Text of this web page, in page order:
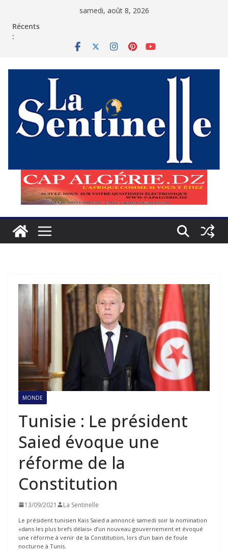
samedi, août 8, 2026
Récents
:
MONDE
Tunisie : Le président
Saied évoque une
réforme de la
Constitution
13/09/2021 La Sentinelle
Le président tunisien Kais Saied a annoncé samedi soir la nomination
«dans les plus brefs délais» d’un nouveau gouvernement et évoqué
une réforme à venir de la Constitution, lors d’un bain de foule
nocturne à Tunis.